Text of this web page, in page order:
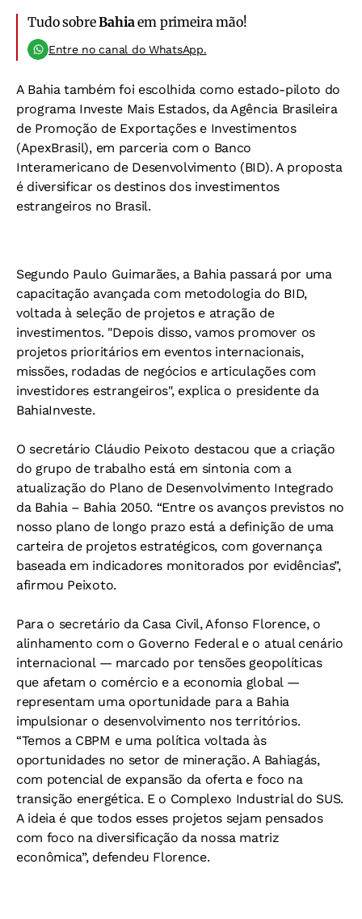
Tudo sobreBahiaem primeira mão!
Entre no canal do WhatsApp.
A Bahia também foi escolhida como estado-piloto do
programa Investe Mais Estados, da Agência Brasileira
de Promoção de Exportações e Investimentos
(ApexBrasil), em parceria com o Banco
Interamericano de Desenvolvimento (BID). A proposta
é diversificar os destinos dos investimentos
estrangeiros no Brasil.
Segundo Paulo Guimarães, a Bahia passará por uma
capacitação avançada com metodologia do BID,
voltada à seleção de projetos e atração de
investimentos. "Depois disso, vamos promover os
projetos prioritários em eventos internacionais,
missões, rodadas de negócios e articulações com
investidores estrangeiros", explica o presidente da
BahiaInveste.
O secretário Cláudio Peixoto destacou que a criação
do grupo de trabalho está em sintonia com a
atualização do Plano de Desenvolvimento Integrado
da Bahia – Bahia 2050. “Entre os avanços previstos no
nosso plano de longo prazo está a definição de uma
carteira de projetos estratégicos, com governança
baseada em indicadores monitorados por evidências”,
afirmou Peixoto.
Para o secretário da Casa Civil, Afonso Florence, o
alinhamento com o Governo Federal e o atual cenário
internacional — marcado por tensões geopolíticas
que afetam o comércio e a economia global —
representam uma oportunidade para a Bahia
impulsionar o desenvolvimento nos territórios.
“Temos a CBPM e uma política voltada às
oportunidades no setor de mineração. A Bahiagás,
com potencial de expansão da oferta e foco na
transição energética. E o Complexo Industrial do SUS.
A ideia é que todos esses projetos sejam pensados
com foco na diversificação da nossa matriz
econômica”, defendeu Florence.